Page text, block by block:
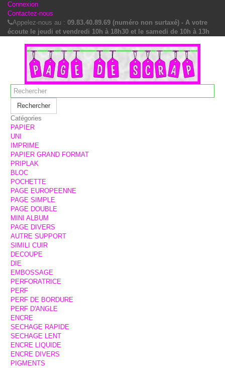
Connexion
Contactez-nous
Appelez-nous au : 09.83.40.89.69 (numéro non surtaxé) - A votre
écoute le jeudi et vendredi 10h à 18h30 et le samedi de 10h à 13h
Rechercher
Catégories
PAPIER
UNI
IMPRIME
PAPIER GRAND FORMAT
PRIPLAK
BLOC
POCHETTE
PAGE EUROPEENNE
PAGE SIMPLE
PAGE DOUBLE
MINI ALBUM
PAGE DIVERS
AUTRE SUPPORT
SIMILI CUIR
DECOUPE
DIE
EMBOSSAGE
PERFORATRICE
PERF
PERF DE BORDURE
PERF D'ANGLE
ENCRE
SECHAGE RAPIDE
SECHAGE LENT
ENCRE LIQUIDE
ENCRE DIVERS
PIGMENTS